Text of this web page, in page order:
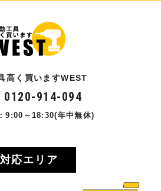
高く買いますWEST
0120-914-094
9:00～18:30(年中無休)
対応エリア